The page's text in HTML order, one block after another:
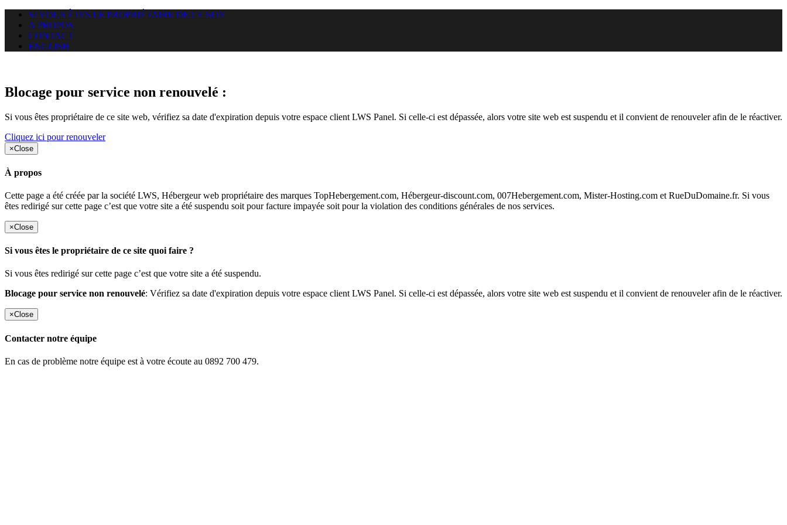
SI VOUS ÊTES LE PROPRIÉTAIRE DE CE SITE
A PROPOS
CONTACT
ENGLISH
Blocage pour service non renouvelé :
Si vous êtes propriétaire de ce site web, vérifiez sa date d'expiration depuis votre espace client LWS Panel. Si celle-ci est dépassée, alors votre site web est suspendu et il convient de renouveler afin de le réactiver.
Cliquez ici pour renouveler
×Close
À propos
Cette page a été créée par la société LWS, Hébergeur web propriétaire des marques TopHebergement.com, Hébergeur-discount.com, 007Hebergement.com, Mister-Hosting.com et RueDuDomaine.fr. Si vous
êtes redirigé sur cette page c’est que votre site a été suspendu soit pour facture impayée soit pour la violation des conditions générales de nos services.
×Close
Si vous êtes le propriétaire de ce site quoi faire ?
Si vous êtes redirigé sur cette page c’est que votre site a été suspendu.
Blocage pour service non renouvelé: Vérifiez sa date d'expiration depuis votre espace client LWS Panel. Si celle-ci est dépassée, alors votre site web est suspendu et il convient de renouveler afin de le réactiver.
×Close
Contacter notre équipe
En cas de problème notre équipe est à votre écoute au 0892 700 479.